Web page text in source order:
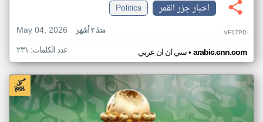
اخبار جزر القمر
Politics
May 04, 2026
منذ ٣ أشهر VF17PD
سي ان ان عربي• arabic.cnn.com عدد الكلمات: ٢٣١